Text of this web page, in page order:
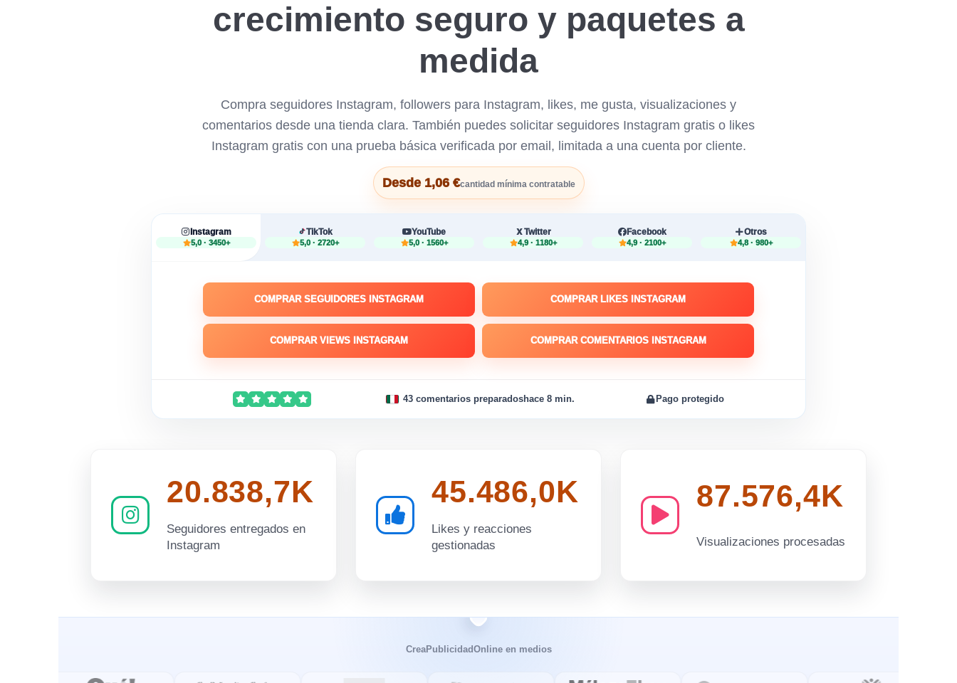
crecimiento seguro y paquetes a
medida
Compra seguidores Instagram, followers para Instagram, likes, me gusta, visualizaciones y
comentarios desde una tienda clara. También puedes solicitar seguidores Instagram gratis o likes
Instagram gratis con una prueba básica verificada por email, limitada a una cuenta por cliente.
Desde 1,06 €cantidad mínima contratable
Instagram
5,0 · 3450+
TikTok
5,0 · 2720+
YouTube
5,0 · 1560+
Twitter
4,9 · 1180+
Facebook
4,9 · 2100+
Otros
4,8 · 980+
COMPRAR SEGUIDORES INSTAGRAM COMPRAR LIKES INSTAGRAM
COMPRAR VIEWS INSTAGRAM COMPRAR COMENTARIOS INSTAGRAM
43 comentarios preparadoshace 8 min. Pago protegido
20.838,7K
Seguidores entregados en
Instagram
45.486,0K
Likes y reacciones
gestionadas
87.576,4K
Visualizaciones procesadas
CreaPublicidadOnline en medios